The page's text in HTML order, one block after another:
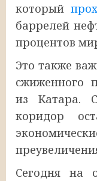
который
баррелей
процентов
Это также
сжиженного
из Катара.
коридор
Сегодня на